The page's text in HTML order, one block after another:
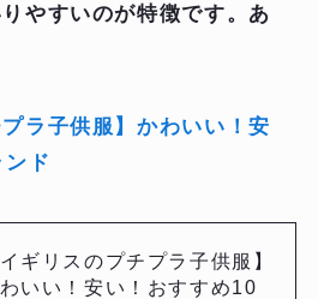
やすいのが特徴です。あ
プラ子供服】かわいい！安
ド
イギリスのプチプラ子供服】
いい！安い！おすすめ10